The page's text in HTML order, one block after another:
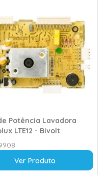
Potência Lavadora
LTE12 - Bivolt
Ver Produto